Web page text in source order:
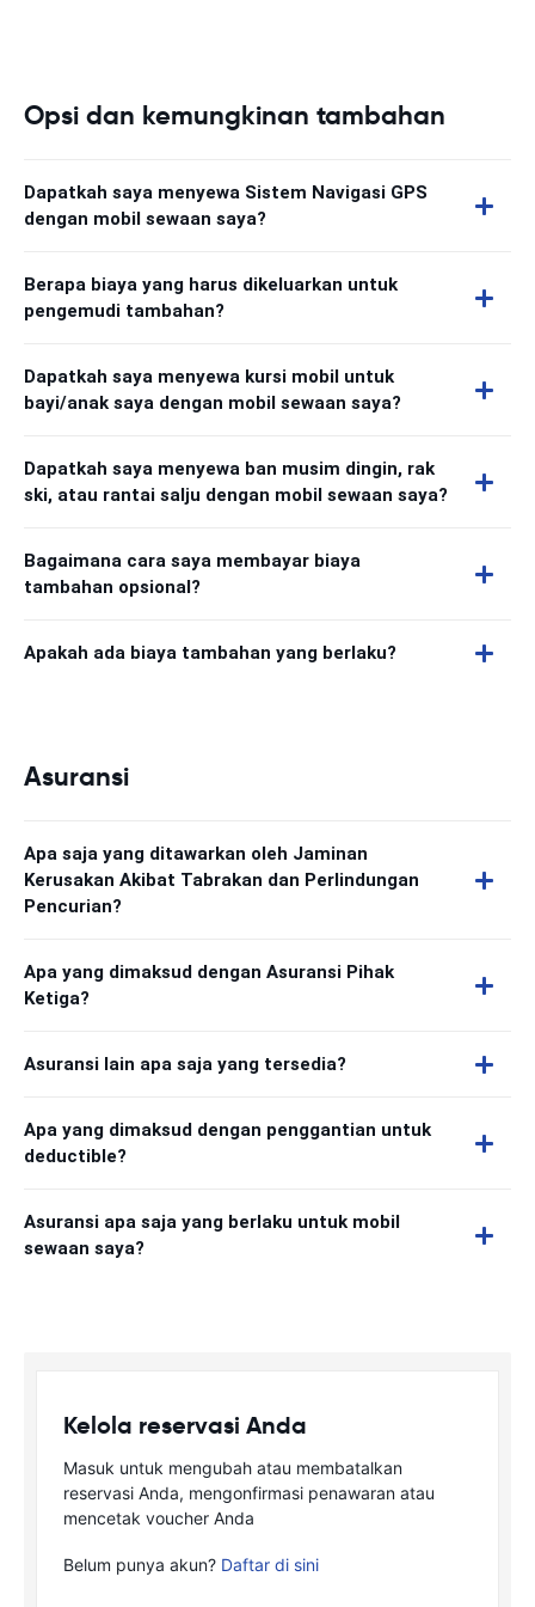
Opsi dan kemungkinan tambahan
Dapatkah saya menyewa Sistem Navigasi GPS
dengan mobil sewaan saya?
Berapa biaya yang harus dikeluarkan untuk
pengemudi tambahan?
Dapatkah saya menyewa kursi mobil untuk
bayi/anak saya dengan mobil sewaan saya?
Dapatkah saya menyewa ban musim dingin, rak
ski, atau rantai salju dengan mobil sewaan saya?
Bagaimana cara saya membayar biaya
tambahan opsional?
Apakah ada biaya tambahan yang berlaku?
Asuransi
Apa saja yang ditawarkan oleh Jaminan
Kerusakan Akibat Tabrakan dan Perlindungan
Pencurian?
Apa yang dimaksud dengan Asuransi Pihak
Ketiga?
Asuransi lain apa saja yang tersedia?
Apa yang dimaksud dengan penggantian untuk
deductible?
Asuransi apa saja yang berlaku untuk mobil
sewaan saya?
Kelola reservasi Anda
Masuk untuk mengubah atau membatalkan
reservasi Anda, mengonfirmasi penawaran atau
mencetak voucher Anda
Belum punya akun? Daftar di sini